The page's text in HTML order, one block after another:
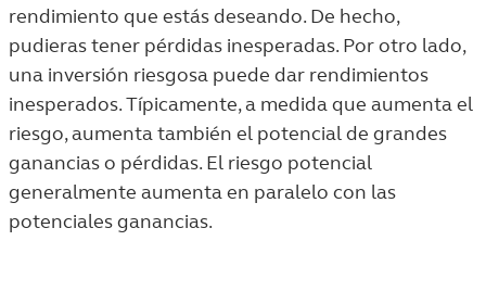
rendimiento que estás deseando. De hecho,
pudieras tener pérdidas inesperadas. Por otro lado,
una inversión riesgosa puede dar rendimientos
inesperados. Típicamente, a medida que aumenta el
riesgo, aumenta también el potencial de grandes
ganancias o pérdidas. El riesgo potencial
generalmente aumenta en paralelo con las
potenciales ganancias.